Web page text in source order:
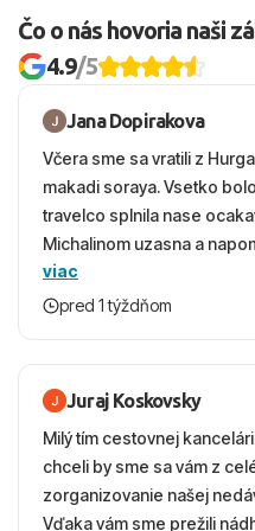
Čo o nás hovoria naši
4.9/5
Jana Dopirakova
Včera sme sa vratili z
makadi soraya. Vsetko
travelco splnila nase
Michalinom uzasna a
vecernych hodinach zaco
krasny, cisty. Sluzby top.
viac
pred 1 týždňom
Juraj Koskovsky
Milý tím cestovnej
chceli by sme sa vám z
zorganizovanie našej
Vďaka vám sme prežili